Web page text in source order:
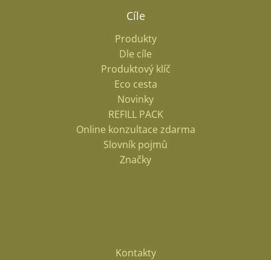
Cíle
Produkty
Dle cíle
Produktový klíč
Eco cesta
Novinky
REFILL PACK
Online konzultace zdarma
Slovník pojmů
Značky
Kontakty